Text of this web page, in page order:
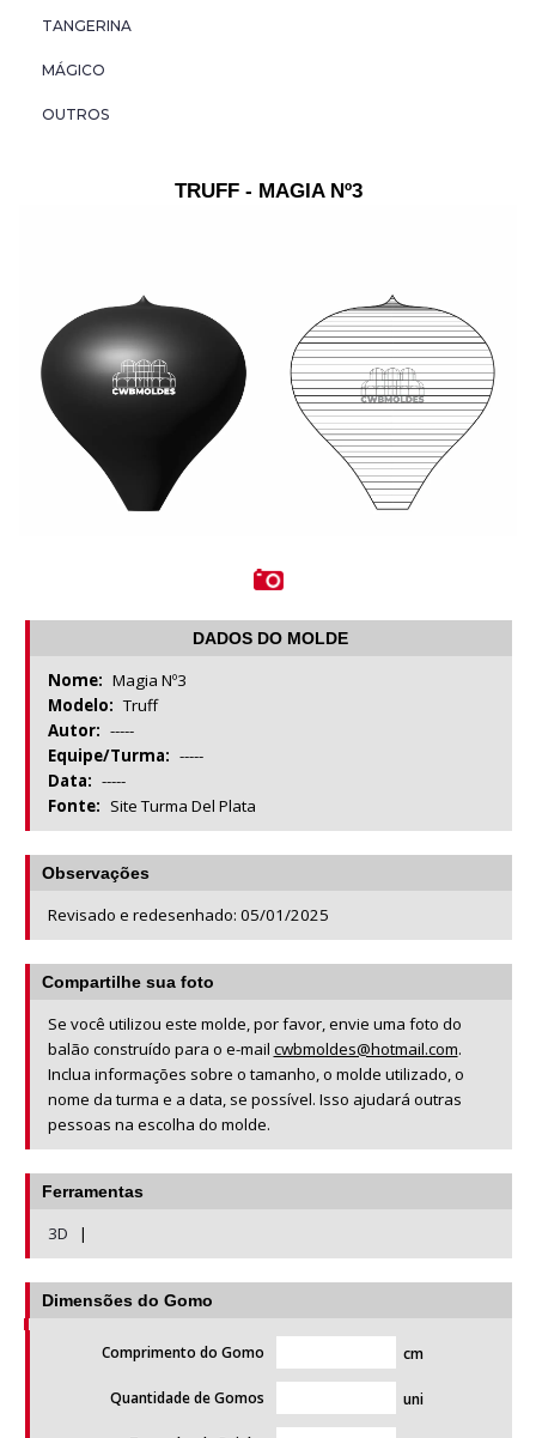
OUTROS
TANGERINA
MÁGICO
OUTROS
TRUFF - MAGIA Nº3
DADOS DO MOLDE
Nome: Magia Nº3
Modelo: Truff
Autor: -----
Equipe/Turma: -----
Data: -----
Fonte: Site Turma Del Plata
Observações
Revisado e redesenhado: 05/01/2025
Compartilhe sua foto
Se você utilizou este molde, por favor, envie uma foto do
balão construído para o e-mail cwbmoldes@hotmail.com.
Inclua informações sobre o tamanho, o molde utilizado, o
nome da turma e a data, se possível. Isso ajudará outras
pessoas na escolha do molde.
Ferramentas
3D |
Dimensões do Gomo
Comprimento do Gomo cm
Quantidade de Gomos uni